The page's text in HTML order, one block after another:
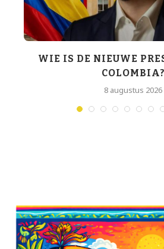
WIE IS DE NIEUWE
COLOMBIA?
8 augustus 2026